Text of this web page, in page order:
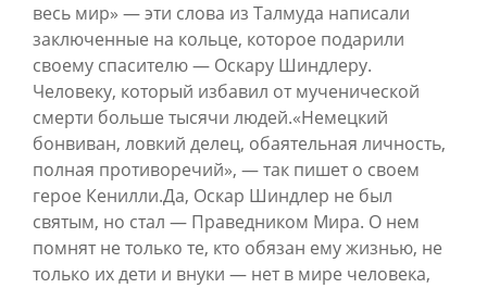
весь мир» — эти слова из Талмуда написали
заключенные на кольце, которое подарили
своему спасителю — Оскару Шиндлеру.
Человеку, который избавил от мученической
смерти больше тысячи людей.«Немецкий
бонвиван, ловкий делец, обаятельная личность,
полная противоречий», — так пишет о своем
герое Кенилли.Да, Оскар Шиндлер не был
святым, но стал — Праведником Мира. О нем
помнят не только те, кто обязан ему жизнью, не
только их дети и внуки — нет в мире человека,